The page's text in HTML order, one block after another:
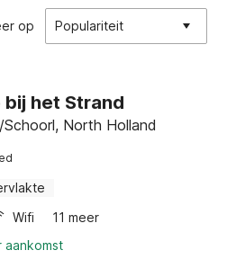
op Populariteit
bij het Strand
North Holland
Wifi
11 meer
aankomst